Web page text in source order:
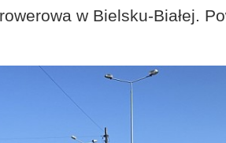
w Bielsku-Białej.